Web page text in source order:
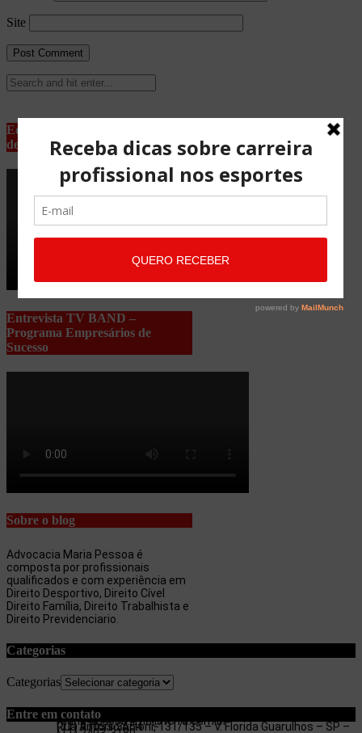
Site
Equipe Advocacia Maria Pessoa
de Lima
Entrevista TV BAND –
Programa Empresários de
Sucesso
Sobre o blog
Advocacia Maria Pessoa é
composta por profissionais
qualificados e com experiência em
Direito Desportivo, Direito Cível
Direito Família, Direito Trabalhista e
Direito Previdenciario.
Categorias
Categorias
Entre em contato
Rua Antonio Artoni, 131/135 – V. Florida Guarulhos – SP –
(11) 97053-3654
maria.pessoa.lima@terra.com.br